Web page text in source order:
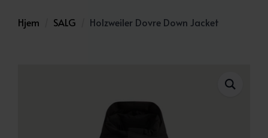
Hjem SALG Holzweiler Dovre Down Jacket